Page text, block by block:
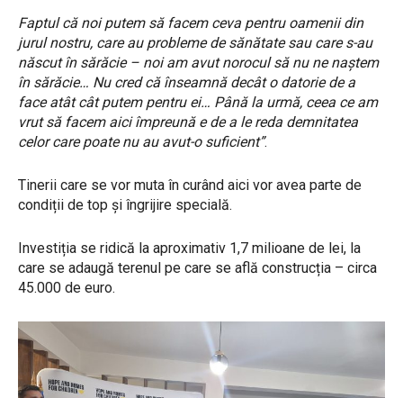
Faptul că noi putem să facem ceva pentru oamenii din
jurul nostru, care au probleme de sănătate sau care s-au
născut în sărăcie – noi am avut norocul să nu ne naștem
în sărăcie… Nu cred că înseamnă decât o datorie de a
face atât cât putem pentru ei… Până la urmă, ceea ce am
vrut să facem aici împreună e de a le reda demnitatea
celor care poate nu au avut-o suficient”.
Tinerii care se vor muta în curând aici vor avea parte de
condiții de top și îngrijire specială.
Investiția se ridică la aproximativ 1,7 milioane de lei, la
care se adaugă terenul pe care se află construcția – circa
45.000 de euro.